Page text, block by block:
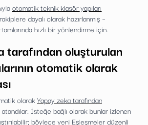
otomatik teknik klasör yapıları
dayalı olarak hazırlanmış –
hızlı bir yönlendirme için.
tarafından oluşturulan
otomatik olarak
olarakYapay zeka tarafından
atandılar. İsteğe bağlı olarak bunlar izlenen
böylece yeni Eşleşmeler düzenli